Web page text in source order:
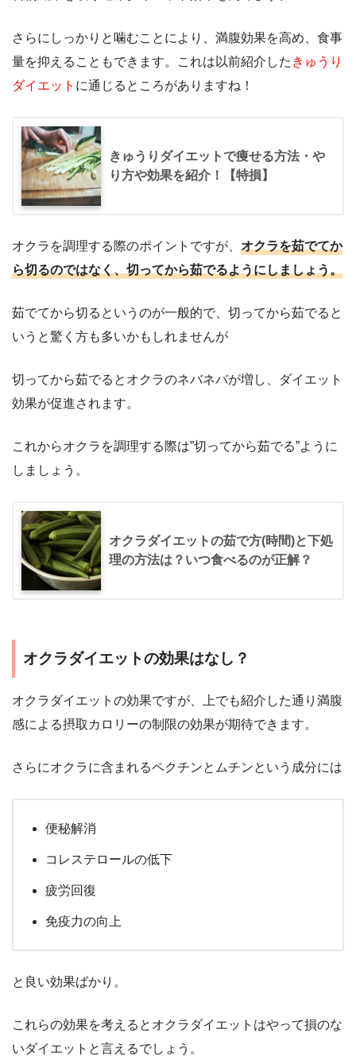
さらにしっかりと噛むことにより、満腹効果を高め、食事
量を抑えることもできます。これは以前紹介した きゅうり
ダイエット に通じるところがありますね！
きゅうりダイエットで痩せる方法・や
り方や効果を紹介！【特損】
オクラを調理する際のポイントですが、 オクラを茹でてか
ら切るのではなく、切ってから茹でるようにしましょう。
茹でてから切るというのが一般的で、切ってから茹でると
いうと驚く方も多いかもしれませんが
切ってから茹でるとオクラのネバネバが増し、ダイエット
効果が促進されます。
これからオクラを調理する際は”切ってから茹でる”ように
しましょう。
オクラダイエットの茹で方(時間)と下処
理の方法は？いつ食べるのが正解？
オクラダイエットの効果はなし？
オクラダイエットの効果ですが、上でも紹介した通り満腹
感による摂取カロリーの制限の効果が期待できます。
さらにオクラに含まれるペクチンとムチンという成分には
便秘解消
コレステロールの低下
疲労回復
免疫力の向上
と良い効果ばかり。
これらの効果を考えるとオクラダイエットはやって損のな
いダイエットと言えるでしょう。